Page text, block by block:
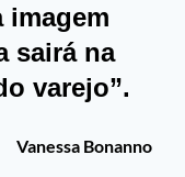
imagem
sairá na
varejo”.
Vanessa Bonanno